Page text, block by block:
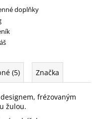
doplňky
(5) Značka
frézovaným
žulou.